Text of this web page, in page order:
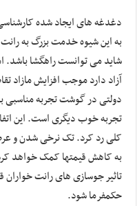
به این شیوه خدمت بزرگ به
شاید می توانست راهگشا باشد.
آزاد دارد موجب افزایش مازاد
دولتی در گوشت تجربه مناسبی
تجربه خوب دیگری است. این
کلی رد کرد. تک نرخی شدن و
به کاهش قیمتها کمک خواهد
تاثیر جوسازی های رانت خواران
حکمفرما شود.